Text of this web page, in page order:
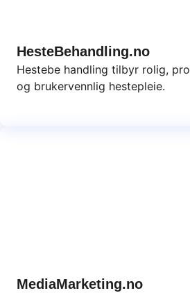
HesteBehandling.no
Hestebe handling tilbyr rolig,
og brukervennlig hestepleie.
MediaMarketing.no